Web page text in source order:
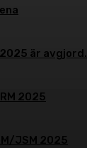
är avgjord.
2025
JSM 2025